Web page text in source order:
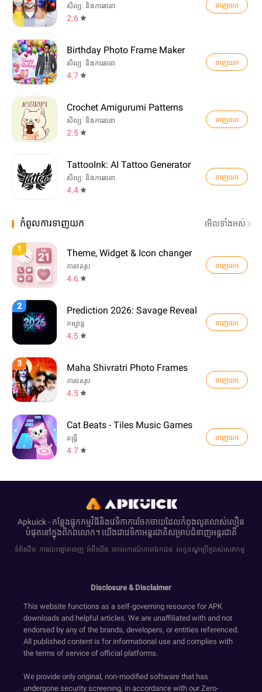
សិល្បៈ និងការរចនា
2.6
ទាញយក
Birthday Photo Frame Maker
សិល្បៈ និងការរចនា
4.7
ទាញយក
Crochet Amigurumi Patterns
សិល្បៈ និងការរចនា
2.5
ទាញយក
TattooInk: AI Tattoo Generator
សិល្បៈ និងការរចនា
4.4
ទាញយក
កំពូលការទាញយក មើល​ទាំងអស់
1 Theme, Widget & Icon changer
ការថតរូប
4.6
ទាញយក
2 Prediction 2026: Savage Reveal
កម្សាន្ត
4.5
ទាញយក
3 Maha Shivratri Photo Frames
ការថតរូប
4.5
ទាញយក
Cat Beats - Tiles Music Games
តន្ត្រី
4.7
ទាញយក
Apkuick - កន្លែងផ្ទុកកម្មវិធីនិងវេទិកាការចែកចាយដែលកំពុងលូតលាស់លឿន
បំផុតនៅក្នុងពិភពលោក។ យើង​ជាវេទិកាអន្តរជាតិ​សម្រាប់​ជំនាញ​អន្តរជាតិ
ទំព័រដើម ការបោះឆ្នោតចេញ អំពីយើង គោលការណ៍ភាពឯកជន លក្ខខណ្ឌប្រើប្រាស់សេវាកម្ម
Disclosure & Disclaimer
This website functions as a self-governing resource for APK
downloads and helpful articles. We are unaffiliated with and not
endorsed by any of the brands, developers, or entities referenced.
All published content is for informational use and complies with
the terms of service of official platforms.
We provide only original, non-modified software that has
undergone security screening, in accordance with our Zero-